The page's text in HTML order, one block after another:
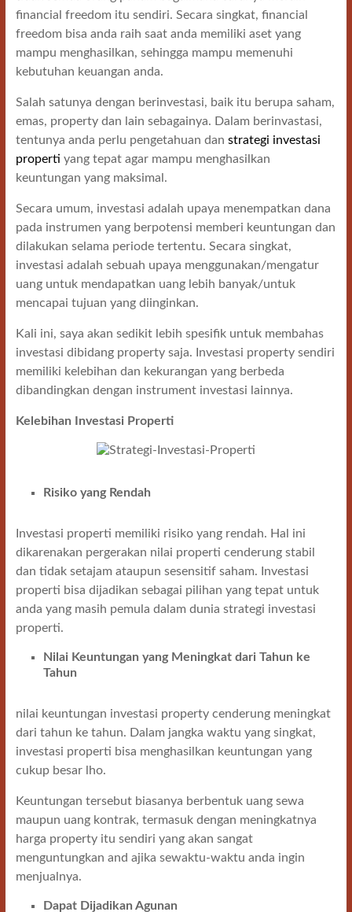
financial freedom itu sendiri. Secara singkat, financial
freedom bisa anda raih saat anda memiliki aset yang
mampu menghasilkan, sehingga mampu memenuhi
kebutuhan keuangan anda.
Salah satunya dengan berinvestasi, baik itu berupa saham,
emas, property dan lain sebagainya. Dalam berinvastasi,
tentunya anda perlu pengetahuan dan strategi investasi
properti yang tepat agar mampu menghasilkan
keuntungan yang maksimal.
Secara umum, investasi adalah upaya menempatkan dana
pada instrumen yang berpotensi memberi keuntungan dan
dilakukan selama periode tertentu. Secara singkat,
investasi adalah sebuah upaya menggunakan/mengatur
uang untuk mendapatkan uang lebih banyak/untuk
mencapai tujuan yang diinginkan.
Kali ini, saya akan sedikit lebih spesifik untuk membahas
investasi dibidang property saja. Investasi property sendiri
memiliki kelebihan dan kekurangan yang berbeda
dibandingkan dengan instrument investasi lainnya.
Kelebihan Investasi Properti
Risiko yang Rendah
Investasi properti memiliki risiko yang rendah. Hal ini
dikarenakan pergerakan nilai properti cenderung stabil
dan tidak setajam ataupun sesensitif saham. Investasi
properti bisa dijadikan sebagai pilihan yang tepat untuk
anda yang masih pemula dalam dunia strategi investasi
properti.
Nilai Keuntungan yang Meningkat dari Tahun ke
Tahun
nilai keuntungan investasi property cenderung meningkat
dari tahun ke tahun. Dalam jangka waktu yang singkat,
investasi properti bisa menghasilkan keuntungan yang
cukup besar lho.
Keuntungan tersebut biasanya berbentuk uang sewa
maupun uang kontrak, termasuk dengan meningkatnya
harga property itu sendiri yang akan sangat
menguntungkan and ajika sewaktu-waktu anda ingin
menjualnya.
Dapat Dijadikan Agunan